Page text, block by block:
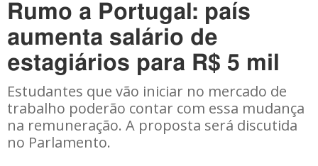
Rumo a Portugal: país
aumenta salário de
estagiários para R$ 5 mil
Estudantes que vão iniciar no mercado de
trabalho poderão contar com essa mudança
na remuneração. A proposta será discutida
no Parlamento.